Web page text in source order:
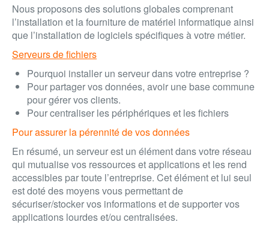
Nous proposons des solutions globales comprenant
l’installation et la fourniture de matériel informatique ainsi
que l’installation de logiciels spécifiques à votre métier.
Serveurs de fichiers
Pourquoi installer un serveur dans votre entreprise ?
Pour partager vos données, avoir une base commune
pour gérer vos clients.
Pour centraliser les périphériques et les fichiers
Pour assurer la pérennité de vos données
En résumé, un serveur est un élément dans votre réseau
qui mutualise vos ressources et applications et les rend
accessibles par toute l’entreprise. Cet élément et lui seul
est doté des moyens vous permettant de
sécuriser/stocker vos informations et de supporter vos
applications lourdes et/ou centralisées.